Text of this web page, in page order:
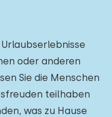
oder anderen
Sie die Menschen
teilhaben
was zu Hause